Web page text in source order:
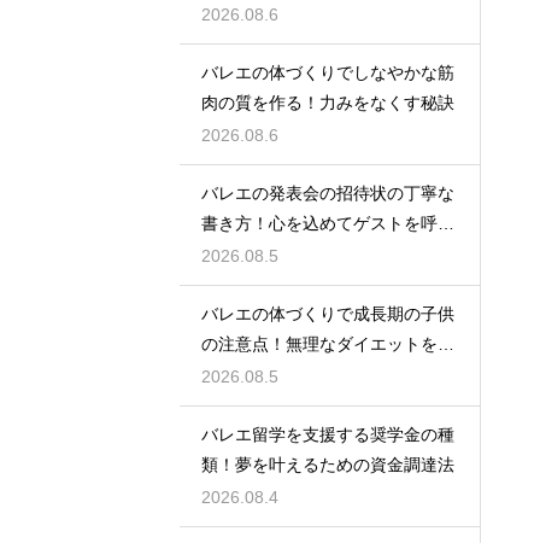
踊りを堪能
2026.08.6
バレエの体づくりでしなやかな筋
肉の質を作る！力みをなくす秘訣
2026.08.6
バレエの発表会の招待状の丁寧な
書き方！心を込めてゲストを呼ぶ
コツ
2026.08.5
バレエの体づくりで成長期の子供
の注意点！無理なダイエットを防
ぎ健康に
2026.08.5
バレエ留学を支援する奨学金の種
類！夢を叶えるための資金調達法
2026.08.4